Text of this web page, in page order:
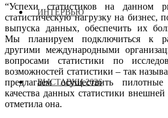
ИНТЕРВЬЮ
ВЫСТАВКИ 2026
“Успехи статистиков на данном
статистическую нагрузку на бизнес,
выпуска данных, обеспечить их
Мы планируем подключиться к
другими международными
вопросами статистики по
возможностей статистики – так
предлагаем осуществить
качества данных статистики
отметила она.